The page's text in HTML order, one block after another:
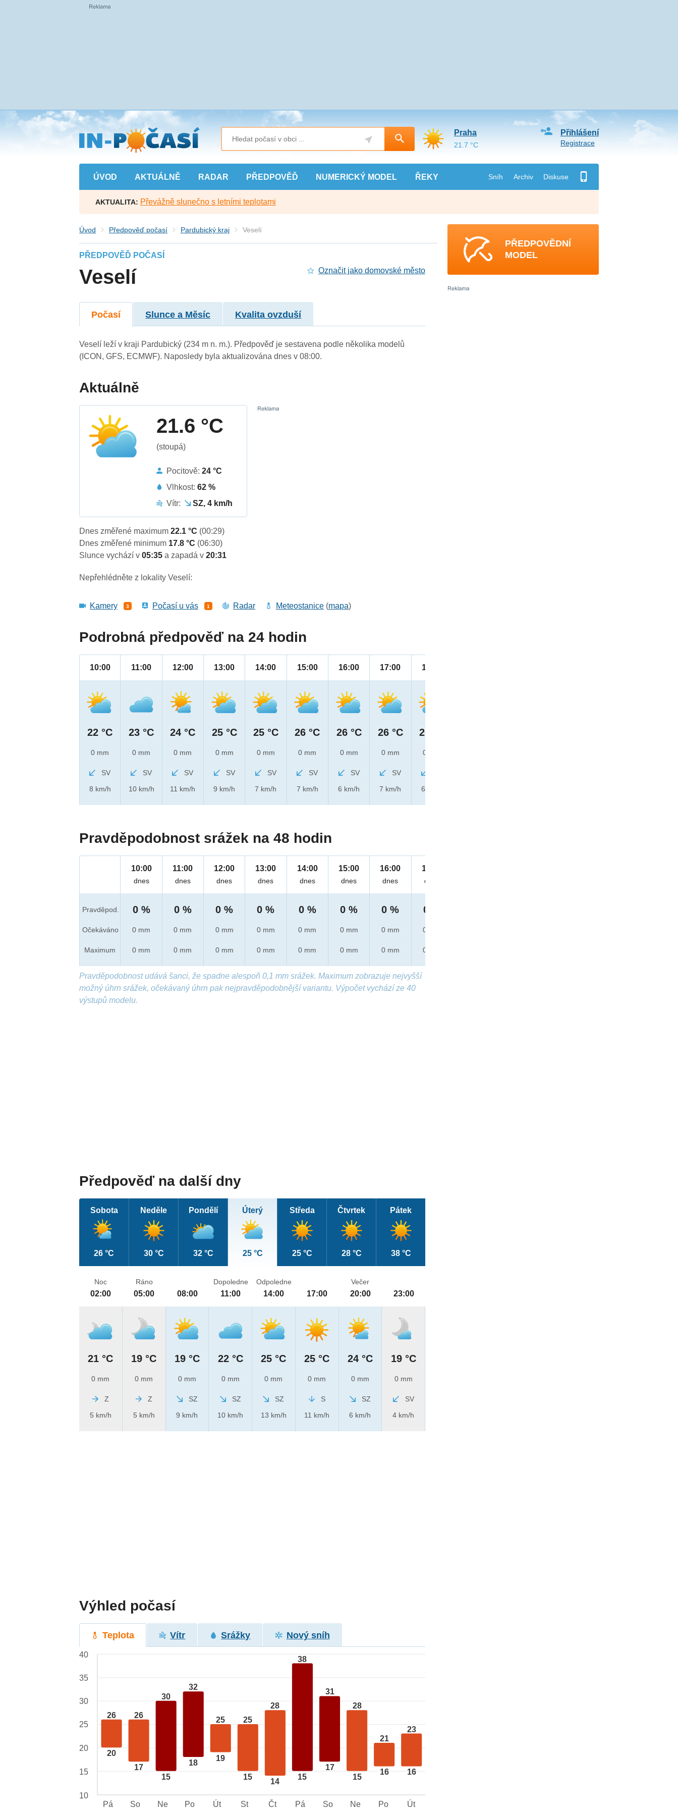
Přejít
na
hlavní
obsah
ÚVOD AKTUÁLNĚ RADAR PŘEDPOVĚĎ NUMERICKÝ MODEL ŘEKY Sníh Archiv Diskuse
Přihlášení
Registrace
Praha
21.7 °C
AKTUALITA: Převážně slunečno s letními teplotami
Úvod Předpověď počasí Pardubický kraj Veselí
PŘEDPOVĚĎ POČASÍ
Veselí Označit jako domovské město
Počasí Slunce a Měsíc Kvalita ovzduší
Veselí leží v kraji Pardubický (234 m n. m.). Předpověď je sestavena podle několika modelů
(ICON, GFS, ECMWF). Naposledy byla aktualizována dnes v 08:00.
Aktuálně
21.6 °C
(stoupá)
Pocitově:24 °C
Vlhkost:62 %
Vítr:
SZ, 4 km/h
Dnes změřené maximum22.1 °C (00:29)
Dnes změřené minimum 17.8 °C (06:30)
Slunce vychází v05:35a zapadá v20:31
Nepřehlédněte z lokality Veselí:
Kamery 3 Počasí u vás 1 Radar Meteostanice (mapa)
Podrobná předpověď na 24 hodin
10:00
22 °C
0 mm
SV
8 km/h
11:00
23 °C
0 mm
SV
10 km/h
12:00
24 °C
0 mm
SV
11 km/h
13:00
25 °C
0 mm
SV
9 km/h
14:00
25 °C
0 mm
SV
7 km/h
15:00
26 °C
0 mm
SV
7 km/h
16:00
26 °C
0 mm
SV
6 km/h
17:00
26 °C
0 mm
SV
7 km/h
18:00
26 °C
0 mm
6 km/h
Pravděpodobnost srážek na 48 hodin
Pravděpod.
Očekáváno
Maximum
10:00
dnes
0 %
0 mm
0 mm
11:00
dnes
0 %
0 mm
0 mm
12:00
dnes
0 %
0 mm
0 mm
13:00
dnes
0 %
0 mm
0 mm
14:00
dnes
0 %
0 mm
0 mm
15:00
dnes
0 %
0 mm
0 mm
16:00
dnes
0 %
0 mm
0 mm
17:00
dnes
0 %
0 mm
0 mm
Pravděpodobnost udává šanci, že spadne alespoň 0,1 mm srážek. Maximum zobrazuje nejvyšší
možný úhrn srážek, očekávaný úhrn pak nejpravděpodobnější variantu. Výpočet vychází ze 40
výstupů modelu.
Předpověď na další dny
Sobota
26 °C
Neděle
30 °C
Pondělí
32 °C
Úterý
25 °C
Středa
25 °C
Čtvrtek
28 °C
Pátek
38 °C
Noc
02:00
21 °C
0 mm
Z
5 km/h
Ráno
05:00
19 °C
0 mm
Z
5 km/h
08:00
19 °C
0 mm
SZ
9 km/h
Dopoledne
11:00
22 °C
0 mm
SZ
10 km/h
Odpoledne
14:00
25 °C
0 mm
SZ
13 km/h
17:00
25 °C
0 mm
S
11 km/h
Večer
20:00
24 °C
0 mm
SZ
6 km/h
23:00
19 °C
0 mm
SV
4 km/h
Výhled počasí
Teplota Vítr Srážky Nový sníh
26
20
26
17
30
15
32
18
25
19
25
15
28
14
38
15
31
17
28
15
21
16
23
16
40
35
30
25
20
15
10
Pá
So Ne Po Út St Čt Pá So Ne Po Út
PŘEDPOVĚDNÍ
MODEL